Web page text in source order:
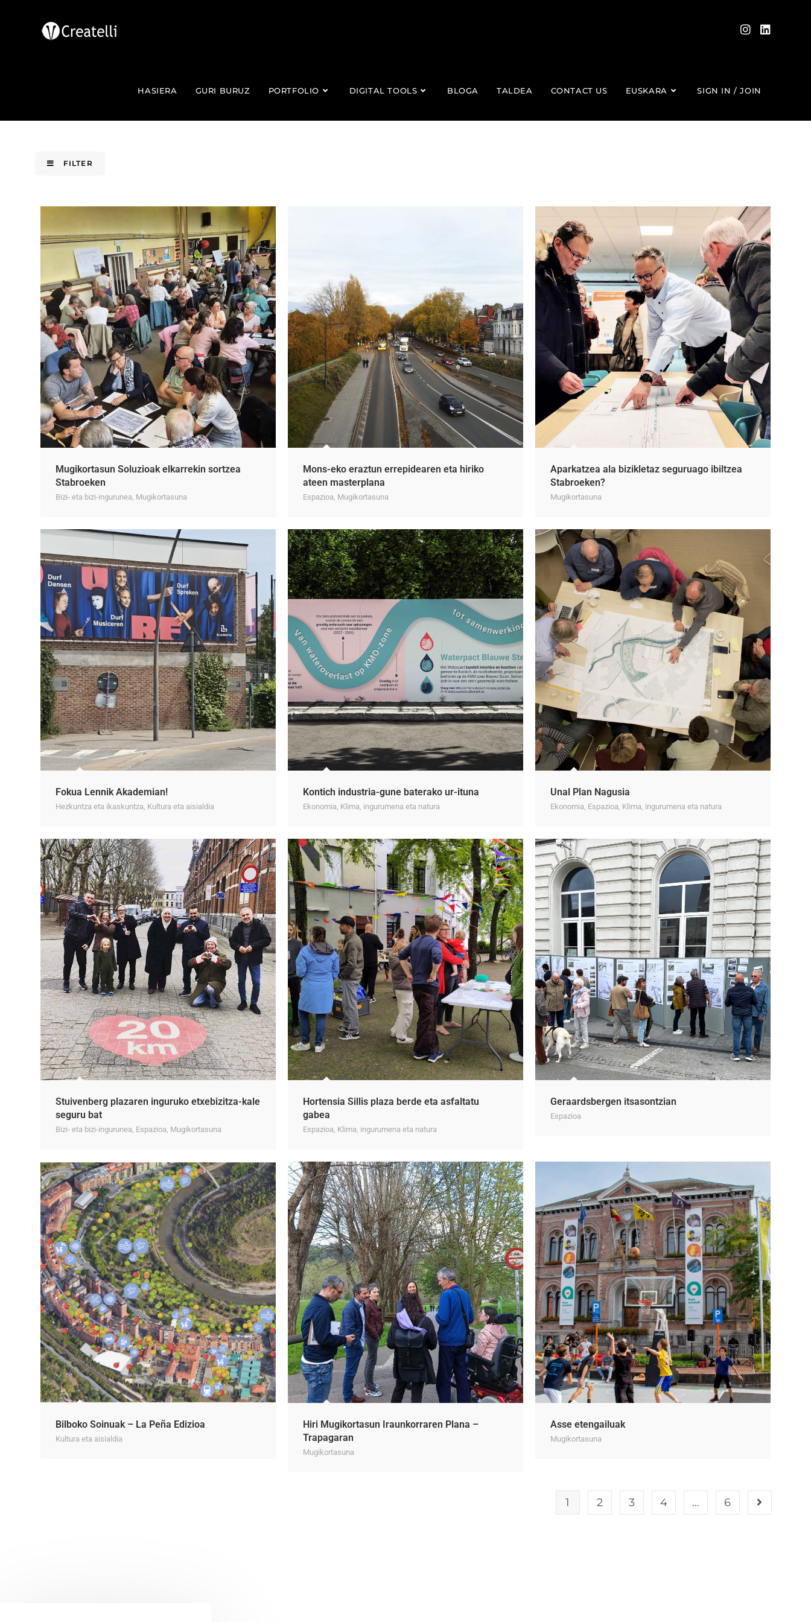
HASIERA GURI BURUZ PORTFOLIO DIGITAL TOOLS BLOGA TALDEA CONTACT US EUSKARA SIGN IN / JOIN
FILTER
Mugikortasun Soluzioak elkarrekin sortzea
Stabroeken
Bizi- eta bizi-ingurunea, Mugikortasuna
Mons-eko eraztun errepidearen eta hiriko
ateen masterplana
Espazioa, Mugikortasuna
Aparkatzea ala bizikletaz seguruago ibiltzea
Stabroeken?
Mugikortasuna
Fokua Lennik Akademian!
Hezkuntza eta ikaskuntza, Kultura eta aisialdia
Kontich industria-gune baterako ur-ituna
Ekonomia, Klima, ingurumena eta natura
Unal Plan Nagusia
Ekonomia, Espazioa, Klima, ingurumena eta natura
Stuivenberg plazaren inguruko etxebizitza-kale
seguru bat
Bizi- eta bizi-ingurunea, Espazioa, Mugikortasuna
Hortensia Sillis plaza berde eta asfaltatu
gabea
Espazioa, Klima, ingurumena eta natura
Geraardsbergen itsasontzian
Espazioa
Bilboko Soinuak – La Peña Edizioa
Kultura eta aisialdia
Hiri Mugikortasun Iraunkorraren Plana –
Trapagaran
Mugikortasuna
Asse etengailuak
Mugikortasuna
1 2 3 4 … 6